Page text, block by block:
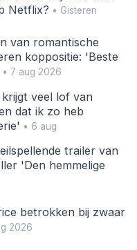
Netflix? • Gisteren
van romantische
koppositie: 'Beste
• 7 aug 2026
veel lof van
dat ik zo heb
• 6 aug
trailer van
'Den hemmelige
betrokken bij zwaar
2026